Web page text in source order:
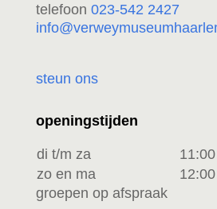
telefoon 023-542 2427
steun ons
openingstijden
di t/m za
zo en ma
groepen op afspraak